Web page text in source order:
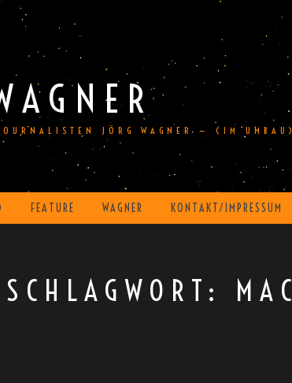
JÖRG WAGNER — (IM UMBAU)
FEATURE WAGNER KONTAKT/IMPRESSUM
SCHLAGWORT: MAC